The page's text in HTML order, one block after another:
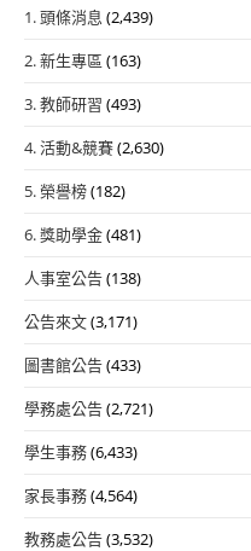
1. 頭條消息 (2,439)
2. 新生專區 (163)
3. 教師研習 (493)
4. 活動&競賽(2,630)
5. 榮譽榜(182)
6. 獎助學金(481)
人事室公告(138)
公告來文(3,171)
圖書館公告(433)
學務處公告(2,721)
學生事務(6,433)
家長事務(4,564)
教務處公告(3,532)